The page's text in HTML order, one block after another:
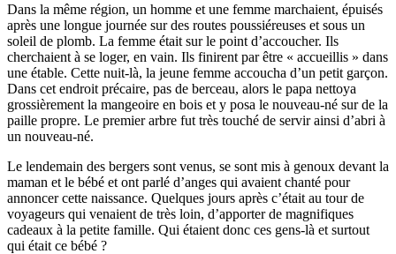
Dans la même région, un homme et une femme marchaient, épuisés
après une longue journée sur des routes poussiéreuses et sous un
soleil de plomb. La femme était sur le point d’accoucher. Ils
cherchaient à se loger, en vain. Ils finirent par être « accueillis » dans
une étable. Cette nuit-là, la jeune femme accoucha d’un petit garçon.
Dans cet endroit précaire, pas de berceau, alors le papa nettoya
grossièrement la mangeoire en bois et y posa le nouveau-né sur de la
paille propre. Le premier arbre fut très touché de servir ainsi d’abri à
un nouveau-né.
Le lendemain des bergers sont venus, se sont mis à genoux devant la
maman et le bébé et ont parlé d’anges qui avaient chanté pour
annoncer cette naissance. Quelques jours après c’était au tour de
voyageurs qui venaient de très loin, d’apporter de magnifiques
cadeaux à la petite famille. Qui étaient donc ces gens-là et surtout
qui était ce bébé ?